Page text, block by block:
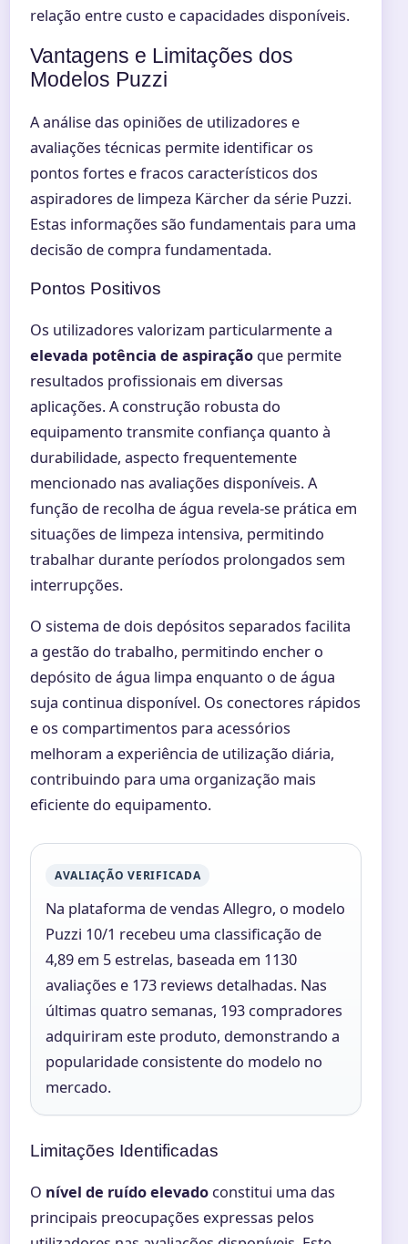
relação entre custo e capacidades disponíveis.
Vantagens e Limitações dos
Modelos Puzzi
A análise das opiniões de utilizadores e
avaliações técnicas permite identificar os
pontos fortes e fracos característicos dos
aspiradores de limpeza Kärcher da série Puzzi.
Estas informações são fundamentais para uma
decisão de compra fundamentada.
Pontos Positivos
Os utilizadores valorizam particularmente a
elevada potência de aspiração que permite
resultados profissionais em diversas
aplicações. A construção robusta do
equipamento transmite confiança quanto à
durabilidade, aspecto frequentemente
mencionado nas avaliações disponíveis. A
função de recolha de água revela-se prática em
situações de limpeza intensiva, permitindo
trabalhar durante períodos prolongados sem
interrupções.
O sistema de dois depósitos separados facilita
a gestão do trabalho, permitindo encher o
depósito de água limpa enquanto o de água
suja continua disponível. Os conectores rápidos
e os compartimentos para acessórios
melhoram a experiência de utilização diária,
contribuindo para uma organização mais
eficiente do equipamento.
AVALIAÇÃO VERIFICADA
Na plataforma de vendas Allegro, o modelo
Puzzi 10/1 recebeu uma classificação de
4,89 em 5 estrelas, baseada em 1130
avaliações e 173 reviews detalhadas. Nas
últimas quatro semanas, 193 compradores
adquiriram este produto, demonstrando a
popularidade consistente do modelo no
mercado.
Limitações Identificadas
O nível de ruído elevado constitui uma das
principais preocupações expressas pelos